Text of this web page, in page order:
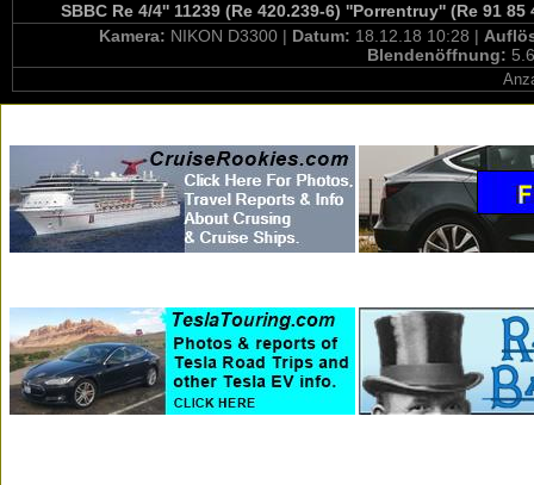
SBBC Re 4/4'' 11239 (Re 420.239-6) ''Porrentruy'' (Re 91
Kamera: NIKON D3300 | Datum: 18.12.18 10:28 |
Blendenöffnung: